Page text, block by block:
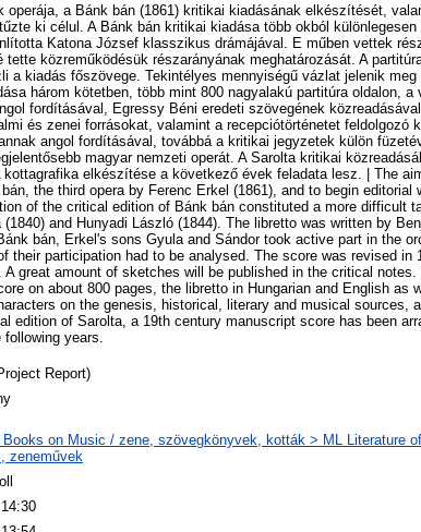
operája, a Bánk bán (1861) kritikai kiadásának elkészítését,
ki célul. A Bánk bán kritikai kiadása több okból
Katona József klasszikus drámájával. E műben vettek
közreműködésük részarányának meghatározását. A
a kiadás főszövege. Tekintélyes mennyiségű vázlat jelenik meg
három kötetben, több mint 800 nagyalakú partitúra oldalon, a
fordításával, Egressy Béni eredeti szövegének
és zenei forrásokat, valamint a recepciótörténetet feldolgozó
angol fordításával, továbbá a kritikai jegyzetek külön
magyar nemzeti operát. A Sarolta kritikai
kottagrafika elkészítése a következő évek feladata lesz. | The
the third opera by Ferenc Erkel (1861), and to begin editorial
of the critical edition of Bánk bán constituted a more difficult
and Hunyadi László (1844). The libretto was written by
bán, Erkel's sons Gyula and Sándor took active part in the
their participation had to be analysed. The score was revised in
great amount of sketches will be published in the critical notes.
on about 800 pages, the libretto in Hungarian and English as
on the genesis, historical, literary and musical sources,
edition of Sarolta, a 19th century manuscript score has been
years.
Report)
Books on Music / zene, szövegkönyvek, kották > ML Literature
zeneművek